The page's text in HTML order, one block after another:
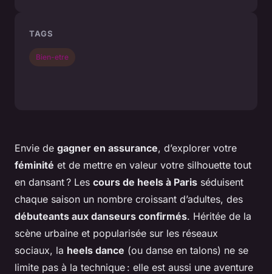
Envie de gagner en assurance, d’explorer votre
féminité et de mettre en valeur votre silhouette tout
en dansant ? Les cours de heels à Paris séduisent
chaque saison un nombre croissant d’adultes, des
débuteants aux danseurs confirmés. Héritée de la
scène urbaine et popularisée sur les réseaux
sociaux, la heels dance (ou danse en talons) ne se
limite pas à la technique : elle est aussi une aventure
TAGS
Bien-etre